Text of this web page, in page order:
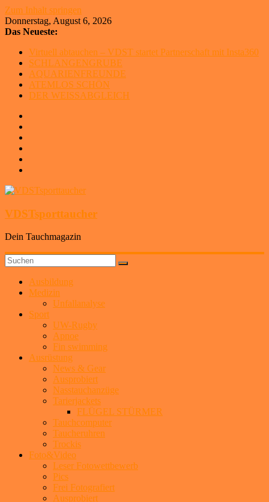
Zum Inhalt springen
Donnerstag, August 6, 2026
Das Neueste:
Virtuell abtauchen – VDST startet Partnerschaft mit Insta360
SCHLANGENGRUBE
AQUARIENFREUNDE
ATEMLOS SCHÖN
DER WEISSABGLEICH
VDSTsporttaucher
Dein Tauchmagazin
Ausbildung
Medizin
Unfallanalyse
Sport
UW-Rugby
Apnoe
Fin swimming
Ausrüstung
News & Gear
Ausprobiert
Nasstauchanzüge
Tarierjackets
FLÜGEL STÜRMER
Tauchcomputer
Taucheruhren
Trockis
Foto&Video
Leser Fotowettbewerb
Pics
Frei Fotografiert
Ausprobiert